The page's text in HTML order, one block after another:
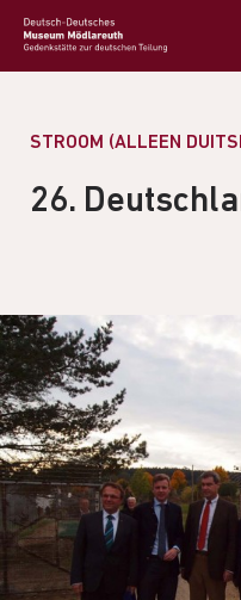
STROOM (ALLEEN
26.